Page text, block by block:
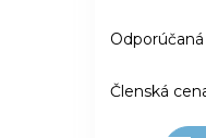
Členská